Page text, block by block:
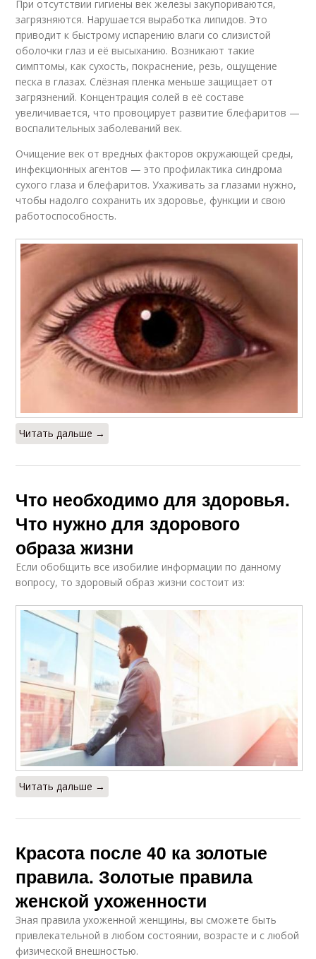
При отсутствии гигиены век железы закупориваются,
загрязняются. Нарушается выработка липидов. Это
приводит к быстрому испарению влаги со слизистой
оболочки глаз и её высыханию. Возникают такие
симптомы, как сухость, покраснение, резь, ощущение
песка в глазах. Слёзная пленка меньше защищает от
загрязнений. Концентрация солей в её составе
увеличивается, что провоцирует развитие блефаритов —
воспалительных заболеваний век.
Очищение век от вредных факторов окружающей среды,
инфекционных агентов — это профилактика синдрома
сухого глаза и блефаритов. Ухаживать за глазами нужно,
чтобы надолго сохранить их здоровье, функции и свою
работоспособность.
Читать дальше →
Что необходимо для здоровья.
Что нужно для здорового
образа жизни
Если обобщить все изобилие информации по данному
вопросу, то здоровый образ жизни состоит из:
Читать дальше →
Красота после 40 ка золотые
правила. Золотые правила
женской ухоженности
Зная правила ухоженной женщины, вы сможете быть
привлекательной в любом состоянии, возрасте и с любой
физической внешностью.